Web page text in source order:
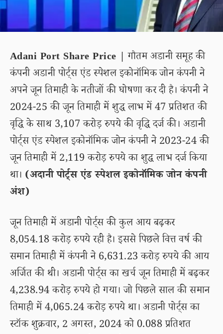
Adani Port Share Price | गौतम अडानी समूह की
कंपनी अडानी पोर्ट्स एंड स्पेशल इकोनॉमिक जोन कंपनी ने
अपने जून तिमाही के नतीजों की घोषणा कर दी है। कंपनी ने
2024-25 की जून तिमाही में शुद्ध लाभ में 47 प्रतिशत की
वृद्धि के साथ 3,107 करोड़ रुपये की वृद्धि दर्ज की। अडानी
पोर्ट्स एंड स्पेशल इकोनॉमिक जोन कंपनी ने 2023-24 की
जून तिमाही में 2,119 करोड़ रुपये का शुद्ध लाभ दर्ज किया
था। (अदानी पोर्ट्स एंड स्पेशल इकोनॉमिक जोन कंपनी
अंश)
जून तिमाही में अडानी पोर्ट्स की कुल आय बढ़कर
8,054.18 करोड़ रुपये रही है। इससे पिछले वित्त वर्ष की
समान तिमाही में कंपनी ने 6,631.23 करोड़ रुपये की आय
अर्जित की थी। अडानी पोर्ट्स का खर्च जून तिमाही में बढ़कर
4,238.94 करोड़ रुपये हो गया। जो पिछले साल की समान
तिमाही में 4,065.24 करोड़ रुपये था। अडानी पोर्ट्स का
स्टॉक शुक्रवार, 2 अगस्त, 2024 को 0.088 प्रतिशत